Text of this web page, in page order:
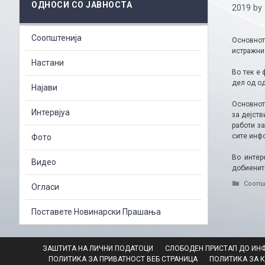
2019 by
Во тек е
дел од
за
работи
сите
Во
ОДНОСИ СО ЈАВНОСТА
Соопштенија
Настани
Најави
Интервјуа
Фото
Видео
Огласи
Поставете Новинарски Прашања
ЗАШТИТА НА ЛИЧНИ ПОДАТОЦИ СЛОБОДЕН ПРИСТАП ДО
ПОЛИТИКА ЗА ПРИВАТНОСТ ВЕБ СТРАНИЦА
ПОЛИТИКА ЗА